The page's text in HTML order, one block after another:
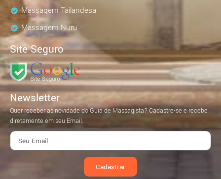
Massagem Tailandesa
Massagem Nuru
Site Seguro
Newsletter
Quer receber as novidade do Guia de Massagista? Cadastre-se e recebe
diretamente em seu Email.
Cadastrar